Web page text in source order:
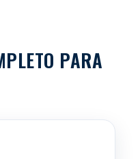
PARA